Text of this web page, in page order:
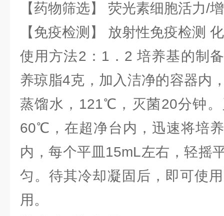
【药物筛选】 荧光素细胞活力/
【免疫检测】 放射性免疫检测
使用方法2：1．2 培养基的制
养琼脂4克，加入洁净的容器内
蒸馏水，121℃，灭菌20分钟
60℃，在超净台内，迅速将培
内，每个平皿15mL左右，轻摇
匀。待其冷却凝固后，即可使
用。